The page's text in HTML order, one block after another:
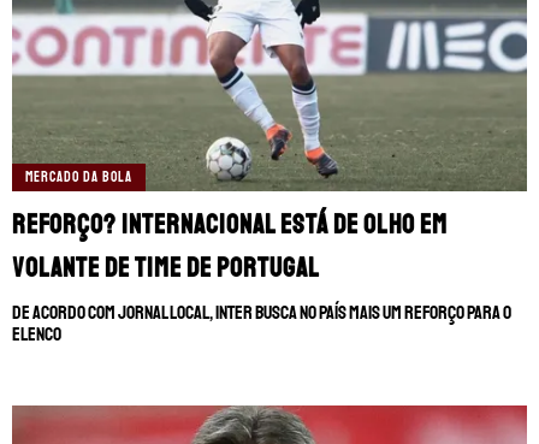
MERCADO DA BOLA
Reforço? Internacional está de olho em
volante de time de Portugal
De acordo com jornal local, Inter busca no país mais um reforço para o
elenco